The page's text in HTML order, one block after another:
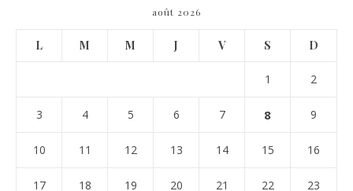
août 2026
L M M J V S D
1 2
3 4 5 6 7 8 9
10 11 12 13 14 15 16
17 18 19 20 21 22 23